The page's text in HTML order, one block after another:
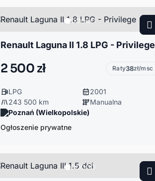
Renault Laguna II 1.8 LPG - Privilege
2 500 zł Raty38zł/msc
LPG
2001
243 500 km
Manualna
Poznań (Wielkopolskie)
Ogłoszenie prywatne